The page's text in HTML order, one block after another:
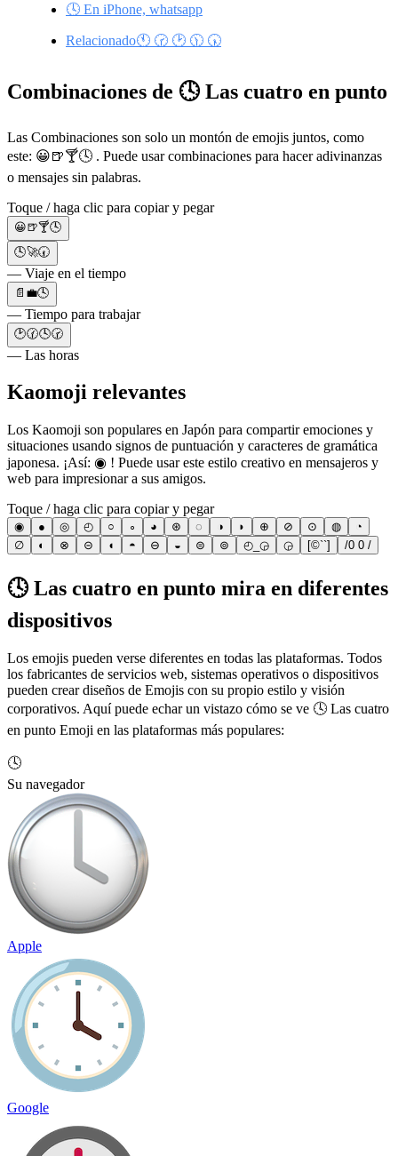
🕓 En iPhone, whatsapp
Relacionado🕚 🕝 🕑 🕦 🕠
Combinaciones de 🕓 Las cuatro en punto
Las Combinaciones son solo un montón de emojis juntos, como
este: 😀🍺🍸🕓 . Puede usar combinaciones para hacer adivinanzas
o mensajes sin palabras.
Toque / haga clic para copiar y pegar
😀🍺🍸🕓
🕓🚀🕢
— Viaje en el tiempo
📄💼🕓
— Tiempo para trabajar
🕑🕜🕓🕝
— Las horas
Kaomoji relevantes
Los Kaomoji son populares en Japón para compartir emociones y
situaciones usando signos de puntuación y caracteres de gramática
japonesa. ¡Así: ◉ ! Puede usar este estilo creativo en mensajeros y
web para impresionar a sus amigos.
Toque / haga clic para copiar y pegar
◉ ● ◎ ◴ ○ ∘ ◕ ⊛ ◌ ◑ ◗ ⊕ ⊘ ⊙ ◍
◔
∅
◐ ⊗ ⊝ ◖ ◓ ⊖ ◒ ⊜ ⊚ ◴_◶ ◶ [©``] /0 0 /
🕓 Las cuatro en punto mira en diferentes
dispositivos
Los emojis pueden verse diferentes en todas las plataformas. Todos
los fabricantes de servicios web, sistemas operativos o dispositivos
pueden crear diseños de Emojis con su propio estilo y visión
corporativos. Aquí puede echar un vistazo cómo se ve 🕓 Las cuatro
en punto Emoji en las plataformas más populares:
🕓
Su navegador
Apple
Google